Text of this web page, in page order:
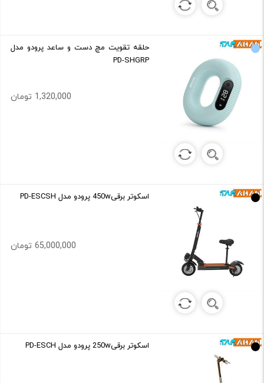
حلقه تقویت مچ دست و ساعد پرودو مدل
PD-SHGRP
1,320,000 تومان
اسکوتر برقی450w پرودو مدل PD-ESCSH
65,000,000 تومان
اسکوتر برقی250w پرودو مدل PD-ESCH